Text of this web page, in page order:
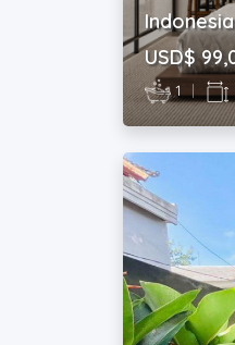
USD$
1 |